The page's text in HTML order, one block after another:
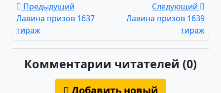
Предыдущий
Лавина призов 1637
тираж
Следующий
Лавина призов 1639
тираж
Комментарии читателей (0)
Добавить новый